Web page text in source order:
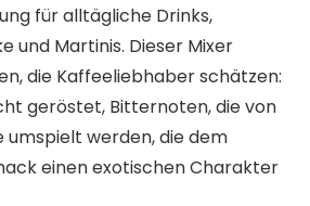
für alltägliche Drinks,
und Martinis. Dieser Mixer
die Kaffeeliebhaber schätzen:
geröstet, Bitternoten, die von
umspielt werden, die dem
einen exotischen Charakter